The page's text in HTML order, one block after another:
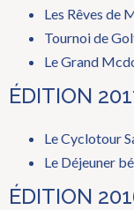
Les Rêves de
Tournoi de
Le Grand
ÉDITION
Le Cyclotour
Le Déjeuner
ÉDITION